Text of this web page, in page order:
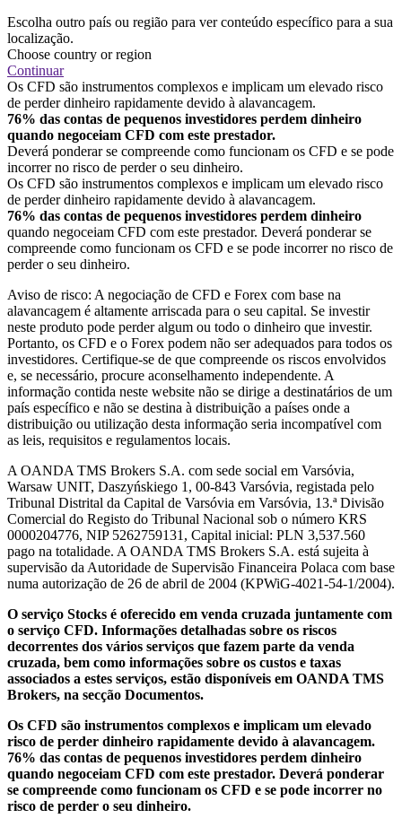
Escolha outro país ou região para ver conteúdo específico para a sua
localização.
Choose country or region
Continuar
Os CFD são instrumentos complexos e implicam um elevado risco
de perder dinheiro rapidamente devido à alavancagem.
76% das contas de pequenos investidores perdem dinheiro
quando negoceiam CFD com este prestador.
Deverá ponderar se compreende como funcionam os CFD e se pode
incorrer no risco de perder o seu dinheiro.
Os CFD são instrumentos complexos e implicam um elevado risco
de perder dinheiro rapidamente devido à alavancagem.
76% das contas de pequenos investidores perdem dinheiro
quando negoceiam CFD com este prestador. Deverá ponderar se
compreende como funcionam os CFD e se pode incorrer no risco de
perder o seu dinheiro.
Aviso de risco: A negociação de CFD e Forex com base na
alavancagem é altamente arriscada para o seu capital. Se investir
neste produto pode perder algum ou todo o dinheiro que investir.
Portanto, os CFD e o Forex podem não ser adequados para todos os
investidores. Certifique-se de que compreende os riscos envolvidos
e, se necessário, procure aconselhamento independente. A
informação contida neste website não se dirige a destinatários de um
país específico e não se destina à distribuição a países onde a
distribuição ou utilização desta informação seria incompatível com
as leis, requisitos e regulamentos locais.
A OANDA TMS Brokers S.A. com sede social em Varsóvia,
Warsaw UNIT, Daszyńskiego 1, 00-843 Varsóvia, registada pelo
Tribunal Distrital da Capital de Varsóvia em Varsóvia, 13.ª Divisão
Comercial do Registo do Tribunal Nacional sob o número KRS
0000204776, NIP 5262759131, Capital inicial: PLN 3,537.560
pago na totalidade. A OANDA TMS Brokers S.A. está sujeita à
supervisão da Autoridade de Supervisão Financeira Polaca com base
numa autorização de 26 de abril de 2004 (KPWiG-4021-54-1/2004).
O serviço Stocks é oferecido em venda cruzada juntamente com
o serviço CFD. Informações detalhadas sobre os riscos
decorrentes dos vários serviços que fazem parte da venda
cruzada, bem como informações sobre os custos e taxas
associados a estes serviços, estão disponíveis em OANDA TMS
Brokers, na secção Documentos.
Os CFD são instrumentos complexos e implicam um elevado
risco de perder dinheiro rapidamente devido à alavancagem.
76% das contas de pequenos investidores perdem dinheiro
quando negoceiam CFD com este prestador. Deverá ponderar
se compreende como funcionam os CFD e se pode incorrer no
risco de perder o seu dinheiro.